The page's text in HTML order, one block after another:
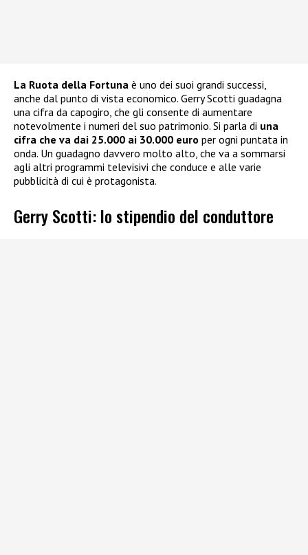
La Ruota della Fortuna è uno dei suoi grandi successi,
anche dal punto di vista economico. Gerry Scotti guadagna
una cifra da capogiro, che gli consente di aumentare
notevolmente i numeri del suo patrimonio. Si parla di una
cifra che va dai 25.000 ai 30.000 euro per ogni puntata in
onda. Un guadagno davvero molto alto, che va a sommarsi
agli altri programmi televisivi che conduce e alle varie
pubblicità di cui è protagonista.
Gerry Scotti: lo stipendio del conduttore